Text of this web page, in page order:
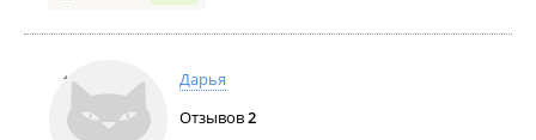
Дарья
Отзывов2